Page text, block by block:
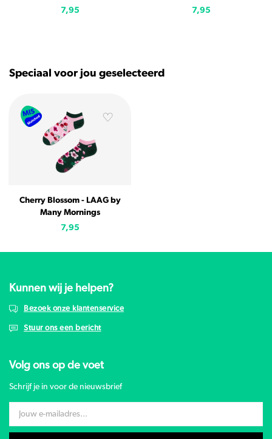
7,95
7,95
Speciaal voor jou geselecteerd
Cherry Blossom - LAAG by
Many Mornings
7,95
Kunnen wij je helpen?
Bezoek onze klantenservice
Stuur ons een bericht
Volg ons op de voet
Schrijf je in voor de nieuwsbrief